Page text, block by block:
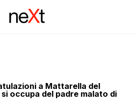
a Mattarella del
occupa del padre malato di